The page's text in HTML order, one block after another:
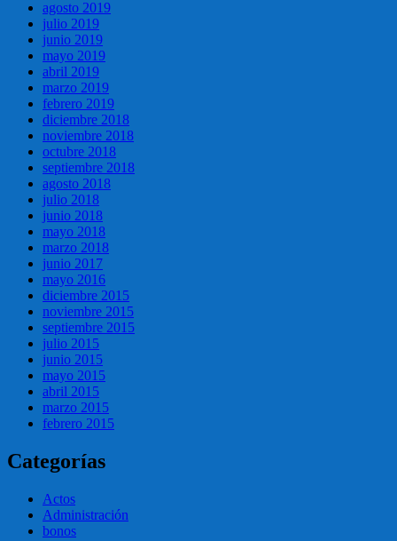
agosto 2019
julio 2019
junio 2019
mayo 2019
abril 2019
marzo 2019
febrero 2019
diciembre 2018
noviembre 2018
octubre 2018
septiembre 2018
agosto 2018
julio 2018
junio 2018
mayo 2018
marzo 2018
junio 2017
mayo 2016
diciembre 2015
noviembre 2015
septiembre 2015
julio 2015
junio 2015
mayo 2015
abril 2015
marzo 2015
febrero 2015
Categorías
Actos
Administración
bonos